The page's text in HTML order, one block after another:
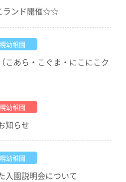
ランド開催☆☆
幼稚園
こあら・こぐま・にこにこク
幼稚園
知らせ
幼稚園
入園説明会について